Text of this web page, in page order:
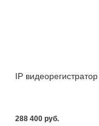
IP
288 400 pуб.